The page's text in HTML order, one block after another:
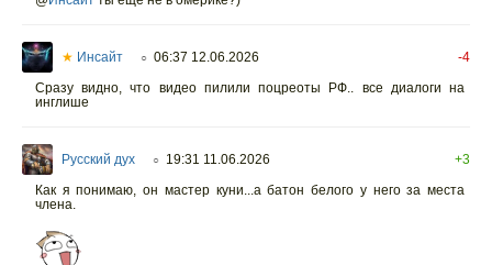
★ Инсайт ○ 06:37 12.06.2026
-4
Сразу видно, что видео пилили поцреоты РФ.. все диалоги на
инглише
Русский дух ○ 19:31 11.06.2026
+3
Как я понимаю, он мастер куни...а батон белого у него за места
члена.